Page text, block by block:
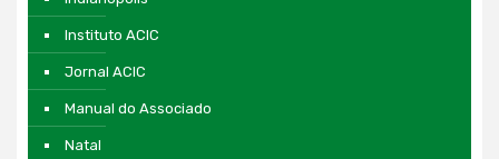
Instituto ACIC
Jornal ACIC
Manual do Associado
Natal